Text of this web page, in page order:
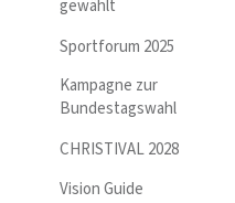
gewählt
Sportforum 2025
Kampagne zur
Bundestagswahl
CHRISTIVAL 2028
Vision Guide